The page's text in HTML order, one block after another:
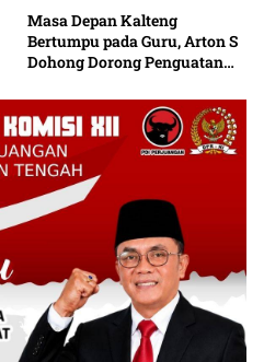
Masa Depan Kalteng
Bertumpu pada Guru, Arton S
Dohong Dorong Penguatan